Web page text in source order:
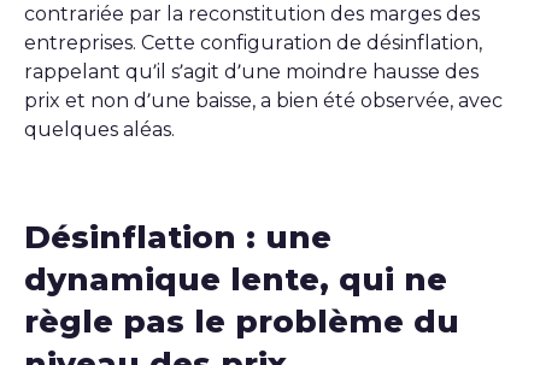
contrariée par la reconstitution des marges des
entreprises. Cette configuration de désinflation,
rappelant qu’il s’agit d’une moindre hausse des
prix et non d’une baisse, a bien été observée, avec
quelques aléas.
Désinflation : une
dynamique lente, qui ne
règle pas le problème du